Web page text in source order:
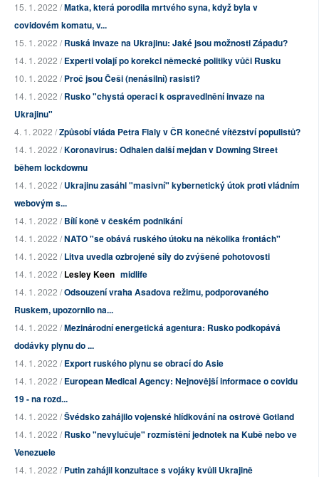
15. 1. 2022 /Matka, která porodila mrtvého syna, když byla v
covidovém komatu, v...
15. 1. 2022 /Ruská invaze na Ukrajinu: Jaké jsou možnosti Západu?
14. 1. 2022 /Experti volají po korekci německé politiky vůči Rusku
10. 1. 2022 /Proč jsou Češi (nenásilní) rasisti?
14. 1. 2022 /Rusko "chystá operaci k ospravedlnění invaze na
Ukrajinu"
4. 1. 2022 /Způsobí vláda Petra Fialy v ČR konečné vítězství populistů?
14. 1. 2022 /Koronavirus: Odhalen další mejdan v Downing Street
během lockdownu
14. 1. 2022 /Ukrajinu zasáhl "masivní" kybernetický útok proti vládním
webovým s...
14. 1. 2022 /Bílí koně v českém podnikání
14. 1. 2022 /NATO "se obává ruského útoku na několika frontách"
14. 1. 2022 /Litva uvedla ozbrojené síly do zvýšené pohotovosti
14. 1. 2022 /Lesley Keen midlife
14. 1. 2022 /Odsouzení vraha Asadova režimu, podporovaného
Ruskem, upozornilo na...
14. 1. 2022 /Mezinárodní energetická agentura: Rusko podkopává
dodávky plynu do ...
14. 1. 2022 /Export ruského plynu se obrací do Asie
14. 1. 2022 /European Medical Agency: Nejnovější informace o covidu
19 - na rozd...
14. 1. 2022 /Švédsko zahájilo vojenské hlídkování na ostrově Gotland
14. 1. 2022 /Rusko "nevylučuje" rozmístění jednotek na Kubě nebo ve
Venezuele
14. 1. 2022 /Putin zahájil konzultace s vojáky kvůli Ukrajině